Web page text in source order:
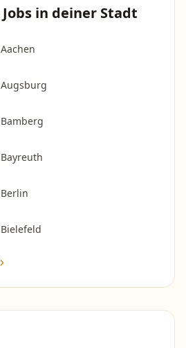
Jobs in deiner Stadt
Aachen
Augsburg
Bamberg
Bayreuth
Berlin
Bielefeld